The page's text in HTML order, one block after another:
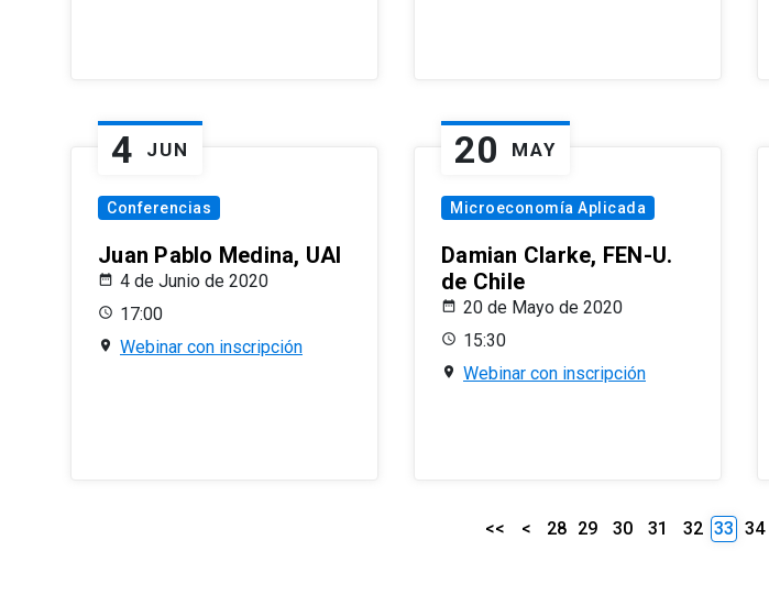
4 JUN
Conferencias
Juan Pablo Medina, UAI
4 de Junio de 2020
17:00
Webinar con inscripción
20 MAY
Microeconomía Aplicada
Damian Clarke, FEN-U.
de Chile
20 de Mayo de 2020
15:30
Webinar con inscripción
<< < 28 29 30 31 32 33 34